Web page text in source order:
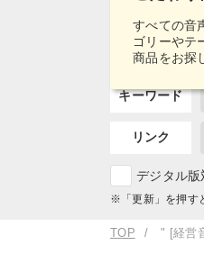
すべての音
ゴリーやテ
商品をお探
目的別
キーワード
リンク
デジタル版
※「更新」を押す
TOP " [経営